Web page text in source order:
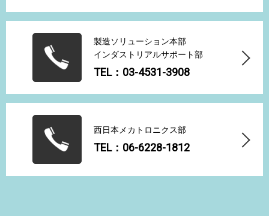
製造ソリューション本部
インダストリアルサポート部
TEL：03-4531-3908
西日本メカトロニクス部
TEL：06-6228-1812